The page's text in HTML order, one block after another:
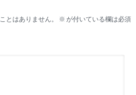
とはありません。 ※ が付いている欄は必須